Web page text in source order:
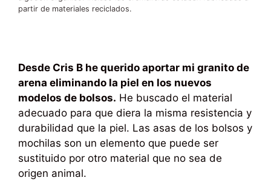
partir de materiales reciclados.
Desde Cris B he querido aportar mi granito de
arena eliminando la piel en los nuevos
modelos de bolsos. He buscado el material
adecuado para que diera la misma resistencia y
durabilidad que la piel. Las asas de los bolsos y
mochilas son un elemento que puede ser
sustituido por otro material que no sea de
origen animal.